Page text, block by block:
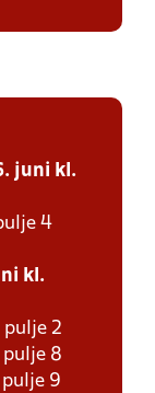
juni kl.
4
kl.
pulje 2
pulje 8
9